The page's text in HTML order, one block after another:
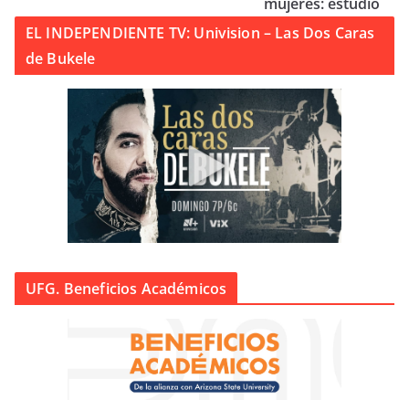
EL INDEPENDIENTE TV: Univision – Las Dos Caras
de Bukele
UFG. Beneficios Académicos